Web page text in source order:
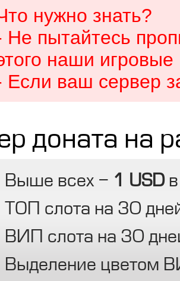
нужно знать?
Не пытайтесь
наши
Если ваш сервер
доната на
Выше всех - 1 USDв
ТОП слота на 30
ВИП слота на 30
Выделение цветом